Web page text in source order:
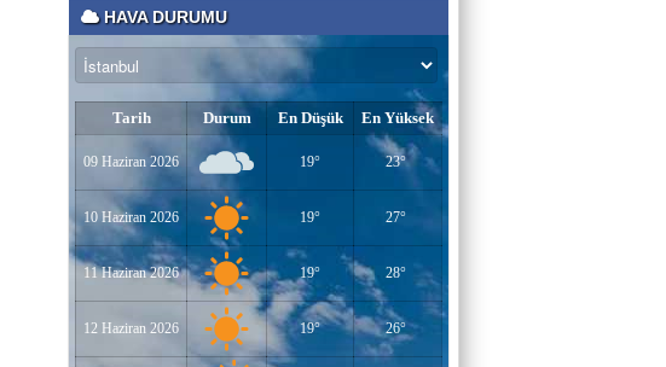
AV. SEDAT İLBEGİ
YENİ PARTİ (Seçilmişlerin Mahvına,
Statükonun Devamına…)
HAMZA BALCI
"DİRİ DİRİ TOPRAĞA GÖMÜLEN
KIZA,HANGİ GÜNAHTAN ÖTÜRÜ
ÖLDÜRÜLDÜĞÜ SORULDUĞU
ZAMAN..." (TEKVİR, 8-9)
Uğur Çoban
Hız, Strateji ve Heyecanın Buluştuğu Spor
Nedir? VOLEYBOL
HAVA DURUMU
Tarih Durum En Düşük En Yüksek
09 Haziran 2026 19° 23°
10 Haziran 2026 19° 27°
11 Haziran 2026 19° 28°
12 Haziran 2026 19° 26°